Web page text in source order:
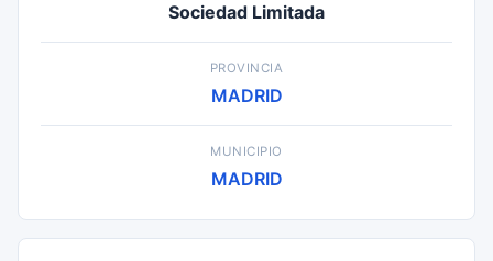
Sociedad Limitada
PROVINCIA
MADRID
MUNICIPIO
MADRID